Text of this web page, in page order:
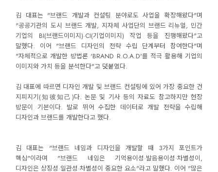
김 대표는 "브랜드 개발과 컨설팅 분야로도 사업을 확장해왔다"며
"공공기관의 도시 브랜드 개발, 지자체 사업단의 브랜드 리뉴얼, 민간
기업의 BI(브랜드이미지)·CI(기업이미지) 작업 등을 진행해왔다"고
말했다. 이어 "브랜드 디자인의 전략 수립 단계부터 참여한다"며
"자체적으로 개발한 방법론 'BRAND R.O.A.D'를 적극 활용해 기업의
이미지와 가치 등을 분석한다"고 덧붙였다.
김 대표에 따르면 디자인 개발 및 브랜드 컨설팅에 있어 가장 중요한 건
지피지기(知彼知己)다. 논문 및 기사 등의 자료도 참고하지만 현장
방문이 기본이다. 발로 뛰어 수집한 데이터로 개발 전략을 수립해
디자인과 브랜드를 개발한다고 했다.
김 대표는 "브랜드 네임과 디자인을 개발할 때 3가지 포인트가
핵심"이라며 "브랜드 네임은 기억용이성·발음용이성·차별성이,
디자인은 상징성·일관성·차별성이 중요한 요소"라고 말했다. 이어 "많은